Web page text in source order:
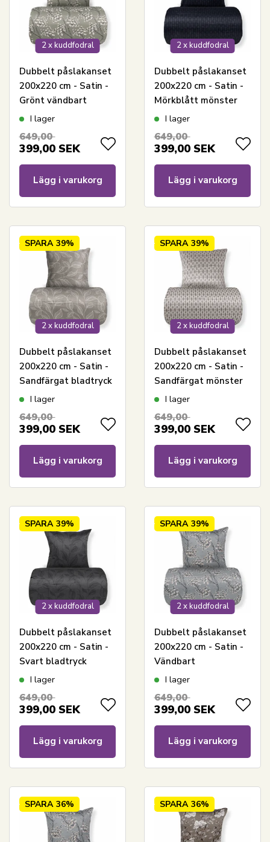
2 x kuddfodral
Dubbelt påslakanset
200x220 cm - Satin -
Grönt vändbart
blomsterdesign
I lager
649,00
399,00 SEK
Lägg i varukorg
2 x kuddfodral
Dubbelt påslakanset
200x220 cm - Satin -
Mörkblått mönster
I lager
649,00
399,00 SEK
Lägg i varukorg
2 x kuddfodral
SPARA 39%
Dubbelt påslakanset
200x220 cm - Satin -
Sandfärgat bladtryck
I lager
649,00
399,00 SEK
Lägg i varukorg
2 x kuddfodral
SPARA 39%
Dubbelt påslakanset
200x220 cm - Satin -
Sandfärgat mönster
I lager
649,00
399,00 SEK
Lägg i varukorg
2 x kuddfodral
SPARA 39%
Dubbelt påslakanset
200x220 cm - Satin -
Svart bladtryck
I lager
649,00
399,00 SEK
Lägg i varukorg
2 x kuddfodral
SPARA 39%
Dubbelt påslakanset
200x220 cm - Satin -
Vändbart
blommönster i
I lager
649,00
399,00 SEK
Lägg i varukorg
SPARA 36% SPARA 36%